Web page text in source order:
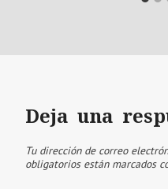
Deja una
Tu dirección de correo
obligatorios están marcados